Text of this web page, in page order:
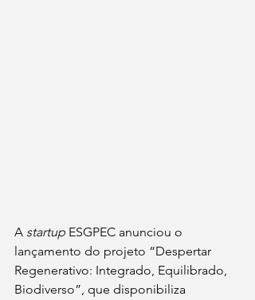
A startup ESGPEC anunciou o
lançamento do projeto “Despertar
Regenerativo: Integrado, Equilibrado,
Biodiverso”, que disponibiliza